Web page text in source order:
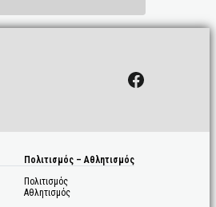
Facebook
Πολιτισμός – Αθλητισμός
Πολιτισμός
Αθλητισμός